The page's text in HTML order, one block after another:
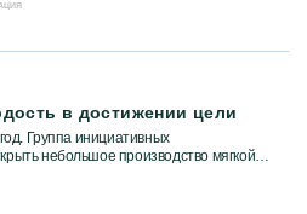
в достижении цели
Группа инициативных
небольшое производство мягкой
Планы у...